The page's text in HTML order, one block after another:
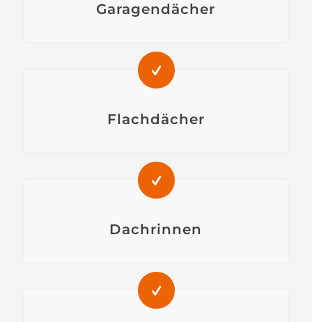
Garagendächer
Flachdächer
Dachrinnen